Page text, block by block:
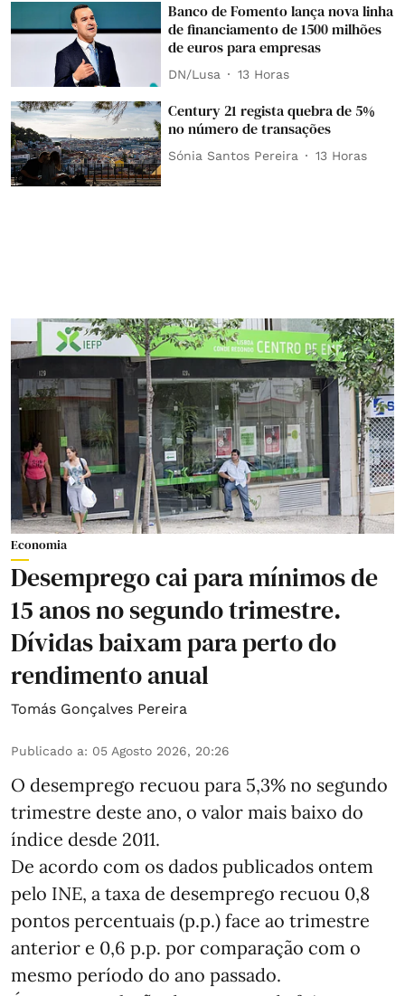
Banco de Fomento lança nova linha
de financiamento de 1500 milhões
de euros para empresas
DN/Lusa 13 Horas
Century 21 regista quebra de 5%
no número de transações
Sónia Santos Pereira 13 Horas
Economia
Desemprego cai para mínimos de
15 anos no segundo trimestre.
Dívidas baixam para perto do
rendimento anual
Tomás Gonçalves Pereira
Publicado a: 05 Agosto 2026, 20:26
O desemprego recuou para 5,3% no segundo
trimestre deste ano, o valor mais baixo do
índice desde 2011.
De acordo com os dados publicados ontem
pelo INE, a taxa de desemprego recuou 0,8
pontos percentuais (p.p.) face ao trimestre
anterior e 0,6 p.p. por comparação com o
mesmo período do ano passado.